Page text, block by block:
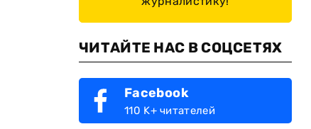
ЧИТАЙТЕ НАС В СОЦСЕТЯХ
Facebook
110 K+ читателей